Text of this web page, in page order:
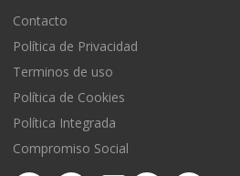
Contacto
Política de Privacidad
Terminos de uso
Política de Cookies
Política Integrada
Compromiso Social